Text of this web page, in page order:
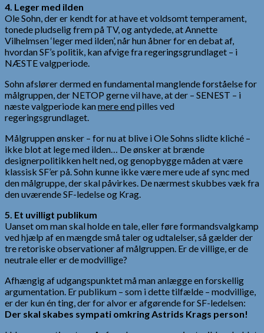
4. Leger med ilden
Ole Sohn, der er kendt for at have et voldsomt temperament,
tonede pludselig frem på TV, og antydede, at Annette
Vilhelmsen ‘leger med ilden’, når hun åbner for en debat af,
hvordan SF’s politik, kan afvige fra regeringsgrundlaget – i
NÆSTE valgperiode.
Sohn afslører dermed en fundamental manglende forståelse for
målgruppen, der NETOP gerne vil have, at der – SENEST – i
næste valgperiode kanmere endpilles ved
regeringsgrundlaget.
Målgruppen ønsker – for nu at blive i Ole Sohns slidte kliché –
ikke blot at lege med ilden… De ønsker at brænde
designerpolitikken helt ned, og genopbygge måden at være
klassisk SF’er på. Sohn kunne ikke være mere ude af sync med
den målgruppe, der skal påvirkes. De nærmest skubbes væk fra
den uværende SF-ledelse og Krag.
5. Et uvilligt publikum
Uanset om man skal holde en tale, eller føre formandsvalgkamp
ved hjælp af en mængde små taler og udtalelser, så gælder der
tre retoriske observationer af målgruppen. Er de villige, er de
neutrale eller er de modvillige?
Afhængig af udgangspunktet må man anlægge en forskellig
argumentation. Er publikum – som i dette tilfælde – modvillige,
er der kun én ting, der for alvor er afgørende for SF-ledelsen:
Der skal skabes sympati omkring Astrids Krags person!